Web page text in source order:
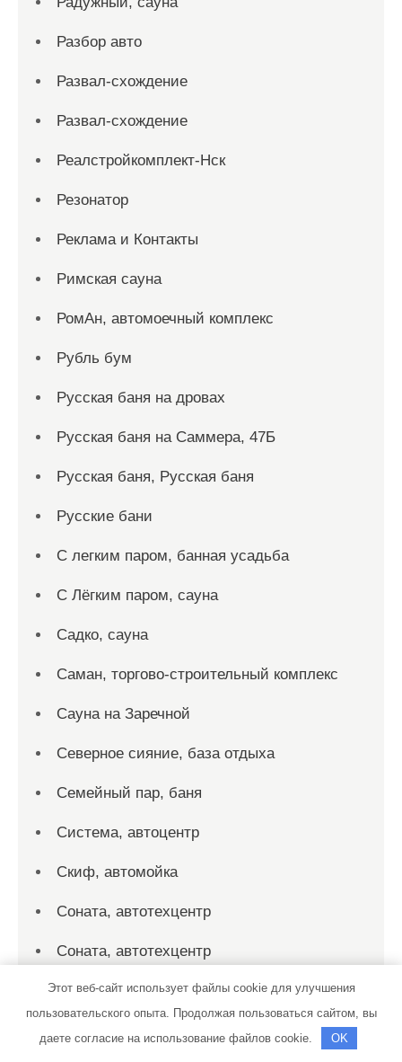
Разбор авто
Развал-схождение
Развал-схождение
Реалстройкомплект-Нск
Резонатор
Реклама и Контакты
Римская сауна
РомАн, автомоечный комплекс
Рубль бум
Русская баня на дровах
Русская баня на Саммера, 47Б
Русская баня, Русская баня
Русские бани
С легким паром, банная усадьба
С Лёгким паром, сауна
Садко, сауна
Саман, торгово-строительный комплекс
Сауна на Заречной
Северное сияние, база отдыха
Семейный пар, баня
Система, автоцентр
Скиф, автомойка
Соната, автотехцентр
Соната, автотехцентр
Союз-Авто
Спорт-Сервис, спортивно-
Этот веб-сайт использует файлы cookie для улучшения
пользовательского опыта. Продолжая пользоваться сайтом, вы
даете согласие на использование файлов cookie.
OK